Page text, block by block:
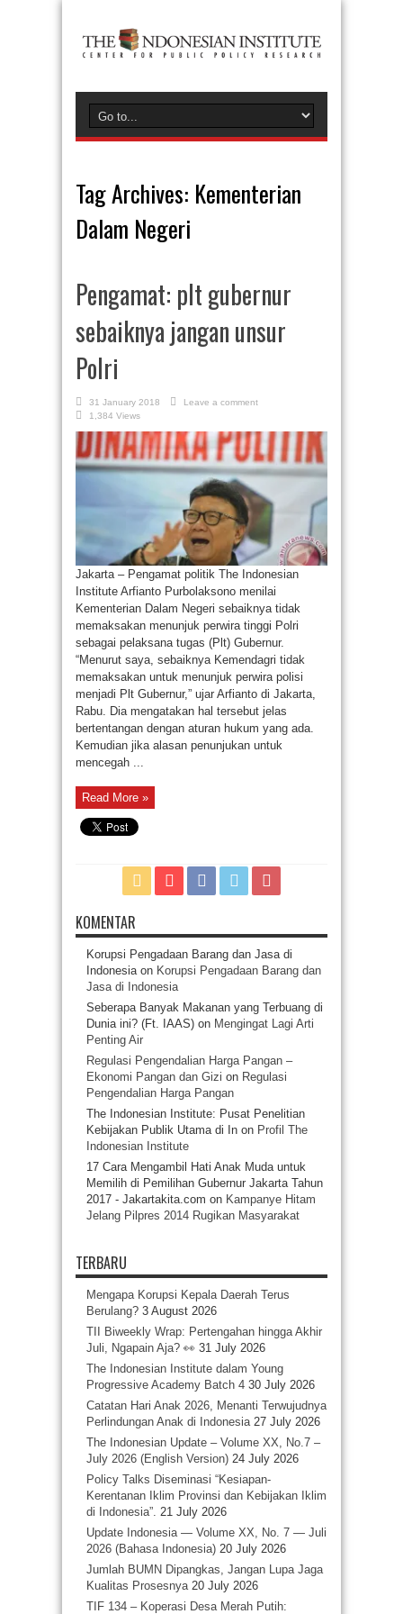
Tag Archives: Kementerian
Dalam Negeri
Pengamat: plt gubernur
sebaiknya jangan unsur
Polri
31 January 2018
Leave a comment
1,384 Views
Jakarta – Pengamat politik The Indonesian
Institute Arfianto Purbolaksono menilai
Kementerian Dalam Negeri sebaiknya tidak
memaksakan menunjuk perwira tinggi Polri
sebagai pelaksana tugas (Plt) Gubernur.
“Menurut saya, sebaiknya Kemendagri tidak
memaksakan untuk menunjuk perwira polisi
menjadi Plt Gubernur,” ujar Arfianto di Jakarta,
Rabu. Dia mengatakan hal tersebut jelas
bertentangan dengan aturan hukum yang ada.
Kemudian jika alasan penunjukan untuk
mencegah ...
Read More »
KOMENTAR
Korupsi Pengadaan Barang dan Jasa di
Indonesiaon Korupsi Pengadaan Barang dan
Jasa di Indonesia
Seberapa Banyak Makanan yang Terbuang di
Dunia ini? (Ft. IAAS) on Mengingat Lagi Arti
Penting Air
Regulasi Pengendalian Harga Pangan –
Ekonomi Pangan dan Gizi on Regulasi
Pengendalian Harga Pangan
The Indonesian Institute: Pusat Penelitian
Kebijakan Publik Utama di In on Profil The
Indonesian Institute
17 Cara Mengambil Hati Anak Muda untuk
Memilih di Pemilihan Gubernur Jakarta Tahun
2017 - Jakartakita.com on Kampanye Hitam
Jelang Pilpres 2014 Rugikan Masyarakat
TERBARU
Mengapa Korupsi Kepala Daerah Terus
Berulang? 3 August 2026
TII Biweekly Wrap: Pertengahan hingga Akhir
Juli, Ngapain Aja? 👀 31 July 2026
The Indonesian Institute dalam Young
Progressive Academy Batch 4 30 July 2026
Catatan Hari Anak 2026, Menanti Terwujudnya
Perlindungan Anak di Indonesia 27 July 2026
The Indonesian Update – Volume XX, No.7 –
July 2026 (English Version) 24 July 2026
Policy Talks Diseminasi “Kesiapan-
Kerentanan Iklim Provinsi dan Kebijakan Iklim
di Indonesia”. 21 July 2026
Update Indonesia — Volume XX, No. 7 — Juli
2026 (Bahasa Indonesia) 20 July 2026
Jumlah BUMN Dipangkas, Jangan Lupa Jaga
Kualitas Prosesnya 20 July 2026
TIF 134 – Koperasi Desa Merah Putih: